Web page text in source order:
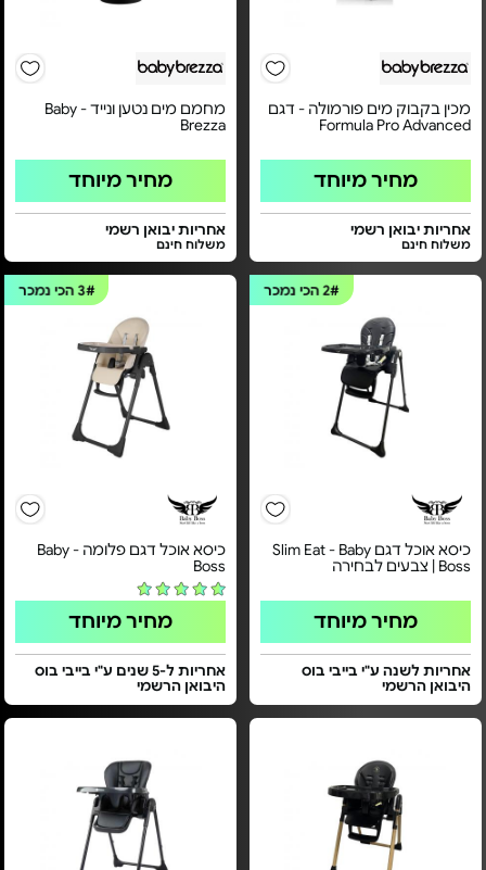
מכין בקבוק מים פורמולה - דגם
Formula Pro Advanced
מחיר מיוחד
אחריות יבואן רשמי
משלוח חינם
מחמם מים נטען ונייד - Baby
Brezza
מחיר מיוחד
אחריות יבואן רשמי
משלוח חינם
2#הכי נמכר
כיסא אוכל דגם Slim Eat - Baby
Boss | צבעים לבחירה
מחיר מיוחד
אחריות לשנה ע"י בייבי בוס
היבואן הרשמי
3# הכי נמכר
כיסא אוכל דגם פלומה - Baby
Boss
מחיר מיוחד
אחריות ל-5 שנים ע"י בייבי בוס
היבואן הרשמי